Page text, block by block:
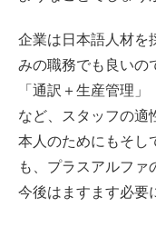
企業は日本語人材を
みの職務でも良いの
「通訳＋生産管理
など、スタッフの適
本人のためにもそし
も、プラスアルファ
今後はますます必要